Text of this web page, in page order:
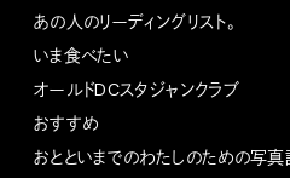
あの人のリーディングリスト。
いま食べたい
オールドDCスタジャンクラブ
おすすめ
おとといまでのわたしのための写真